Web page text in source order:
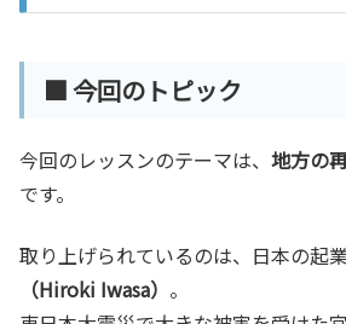
■ 今回のトピック
今回のレッスンのテーマは、 地方の
です。
取り上げられているのは、日本の起
（Hiroki Iwasa） 。